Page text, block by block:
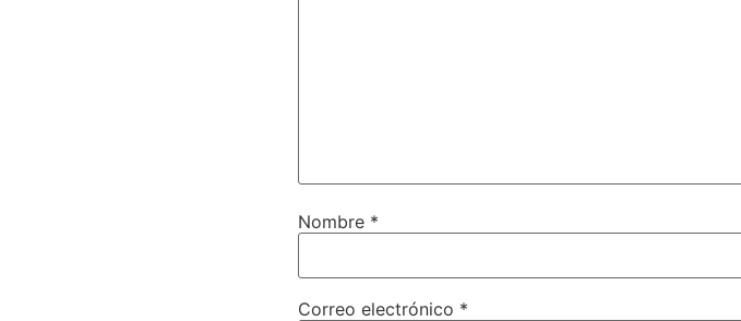
Nombre *
Correo electrónico *